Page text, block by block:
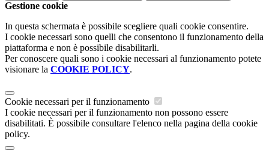
Gestione cookie
In questa schermata è possibile scegliere quali cookie consentire.
I cookie necessari sono quelli che consentono il funzionamento della
piattaforma e non è possibile disabilitarli.
Per conoscere quali sono i cookie necessari al funzionamento potete
visionare la COOKIE POLICY.
Cookie necessari per il funzionamento
I cookie necessari per il funzionamento non possono essere
disabilitati. È possibile consultare l'elenco nella pagina della cookie
policy.